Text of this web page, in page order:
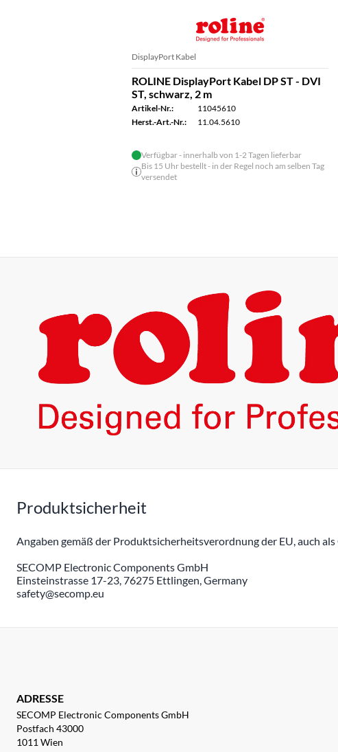
DisplayPort Kabel
ROLINE DisplayPort Kabel DP ST - DVI
ST, schwarz, 2 m
Artikel-Nr.:
11045610
Herst.-Art.-Nr.:
11.04.5610
Verfügbar - innerhalb von 1-2 Tagen lieferbar
Bis 15 Uhr bestellt - in der Regel noch am selben Tag
versendet
Produktsicherheit
Angaben gemäß der Produktsicherheitsverordnung der EU, auch
SECOMP Electronic Components GmbH
Einsteinstrasse 17-23, 76275 Ettlingen, Germany
safety@secomp.eu
ADRESSE
SECOMP Electronic Components GmbH
Postfach 43000
1011 Wien